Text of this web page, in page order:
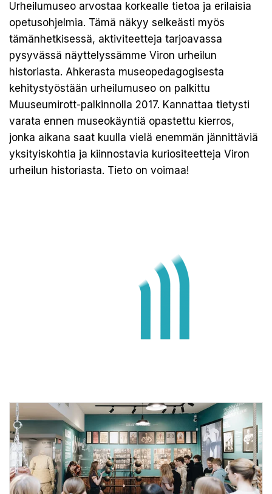
Urheilumuseo arvostaa korkealle tietoa ja erilaisia
opetusohjelmia. Tämä näkyy selkeästi myös
tämänhetkisessä, aktiviteetteja tarjoavassa
pysyvässä näyttelyssämme Viron urheilun
historiasta. Ahkerasta museopedagogisesta
kehitystyöstään urheilumuseo on palkittu
Muuseumirott-palkinnolla 2017. Kannattaa tietysti
varata ennen museokäyntiä opastettu kierros,
jonka aikana saat kuulla vielä enemmän jännittäviä
yksityiskohtia ja kiinnostavia kuriositeetteja Viron
urheilun historiasta. Tieto on voimaa!